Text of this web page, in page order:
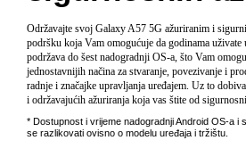
Održavajte svoj Galaxy A57 5G ažuriranim i
podršku koja Vam omogućuje da godinama
podržava do šest nadogradnji OS-a, što Vam
jednostavnijih načina za stvaranje, povezivanje i
radnje i značajke upravljanja uređajem. Uz to
i održavajućih ažuriranja koja vas štite od
* Dostupnost i vrijeme nadogradnji Android OS-a i
se razlikovati ovisno o modelu uređaja i tržištu.